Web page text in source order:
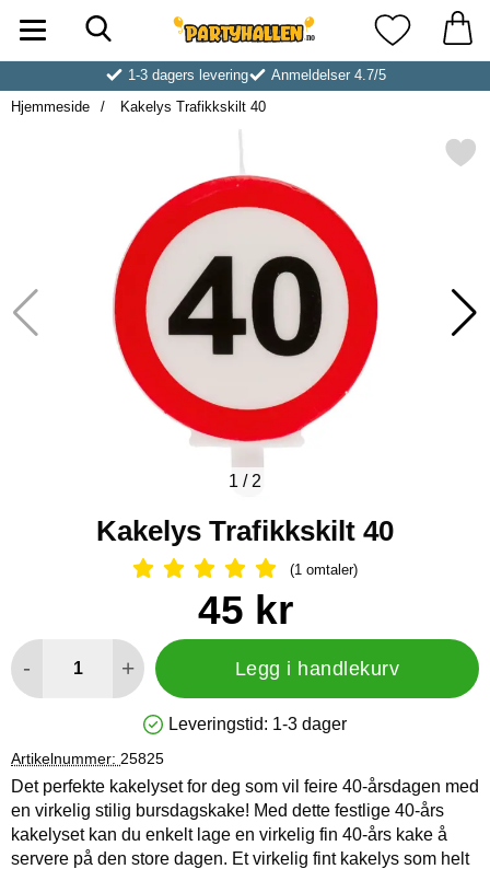
Startsiden for Partyhallen ABMine
1-3 dagers levering
Anmeldelser 4.7/5
Hjemmeside
Kakelys Trafikkskilt 40
Merk kakelys
1 / 2
Kakelys Trafikkskilt 40
Vurdering: 5 Stjerne, Gå til alle
(1 omtaler)
Handle dette produktet, Kakelys Trafikkskilt 40
pris
45 kr
- + Legg i handlekurv
Produkttilgjengelighet: På lager
Leveringstid: 1-3 dager
Artikelnummer: 25825
Det perfekte kakelyset for deg som vil feire 40-årsdagen med
en virkelig stilig bursdagskake! Med dette festlige 40-års
kakelyset kan du enkelt lage en virkelig fin 40-års kake å
servere på den store dagen. Et virkelig fint kakelys som helt